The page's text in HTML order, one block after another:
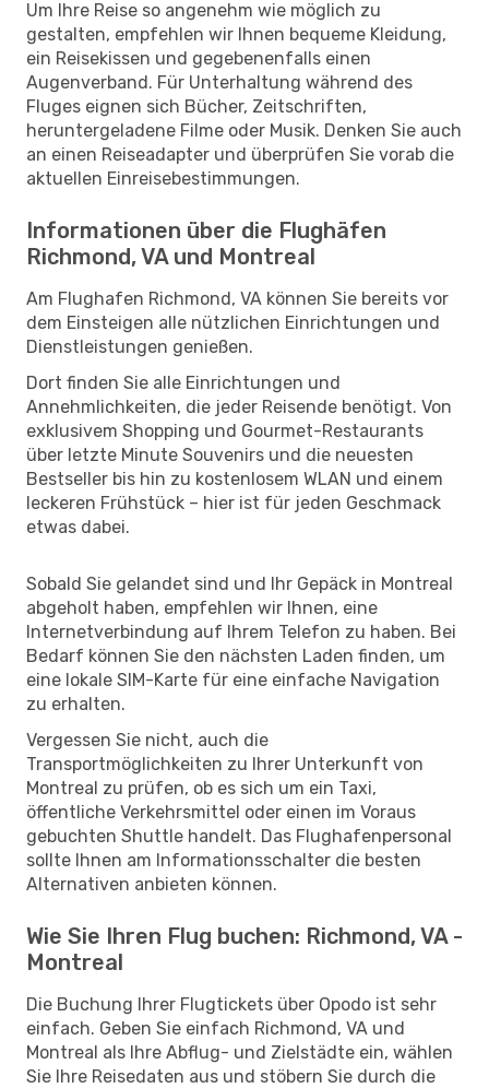
Um Ihre Reise so angenehm wie möglich zu
gestalten, empfehlen wir Ihnen bequeme Kleidung,
ein Reisekissen und gegebenenfalls einen
Augenverband. Für Unterhaltung während des
Fluges eignen sich Bücher, Zeitschriften,
heruntergeladene Filme oder Musik. Denken Sie auch
an einen Reiseadapter und überprüfen Sie vorab die
aktuellen Einreisebestimmungen.
Informationen über die Flughäfen
Richmond, VA und Montreal
Am Flughafen Richmond, VA können Sie bereits vor
dem Einsteigen alle nützlichen Einrichtungen und
Dienstleistungen genießen.
Dort finden Sie alle Einrichtungen und
Annehmlichkeiten, die jeder Reisende benötigt. Von
exklusivem Shopping und Gourmet-Restaurants
über letzte Minute Souvenirs und die neuesten
Bestseller bis hin zu kostenlosem WLAN und einem
leckeren Frühstück – hier ist für jeden Geschmack
etwas dabei.
Sobald Sie gelandet sind und Ihr Gepäck in Montreal
abgeholt haben, empfehlen wir Ihnen, eine
Internetverbindung auf Ihrem Telefon zu haben. Bei
Bedarf können Sie den nächsten Laden finden, um
eine lokale SIM-Karte für eine einfache Navigation
zu erhalten.
Vergessen Sie nicht, auch die
Transportmöglichkeiten zu Ihrer Unterkunft von
Montreal zu prüfen, ob es sich um ein Taxi,
öffentliche Verkehrsmittel oder einen im Voraus
gebuchten Shuttle handelt. Das Flughafenpersonal
sollte Ihnen am Informationsschalter die besten
Alternativen anbieten können.
Wie Sie Ihren Flug buchen: Richmond, VA -
Montreal
Die Buchung Ihrer Flugtickets über Opodo ist sehr
einfach. Geben Sie einfach Richmond, VA und
Montreal als Ihre Abflug- und Zielstädte ein, wählen
Sie Ihre Reisedaten aus und stöbern Sie durch die